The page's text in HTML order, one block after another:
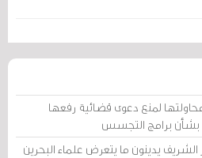
لمنع دعوى قضائية رفعها
بشأن برامج التجسس
الشريف يدينون ما يتعرض علماء البحرين